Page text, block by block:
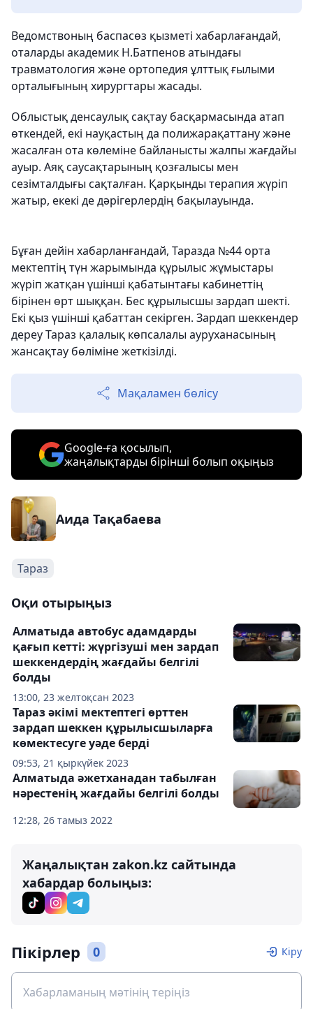
Ведомствоның баспасөз қызметі хабарлағандай,
оталарды академик Н.Батпенов атындағы
травматология және ортопедия ұлттық ғылыми
орталығының хирургтары жасады.
Облыстық денсаулық сақтау басқармасында атап
өткендей, екі науқастың да полижарақаттану және
жасалған ота көлеміне байланысты жалпы жағдайы
ауыр. Аяқ саусақтарының қозғалысы мен
сезімталдығы сақталған. Қарқынды терапия жүріп
жатыр, екекі де дәрігерлердің бақылауында.
Бұған дейін хабарланғандай, Таразда №44 орта
мектептің түн жарымында құрылыс жұмыстары
жүріп жатқан үшінші қабатынтағы кабинеттің
бірінен өрт шыққан. Бес құрылысшы зардап шекті.
Екі қыз үшінші қабаттан секірген. Зардап шеккендер
дереу Тараз қалалық көпсалалы ауруханасының
жансақтау бөліміне жеткізілді.
Мақаламен бөлісу
Google-ға қосылып,
жаңалықтарды бірінші болып оқыңыз
Аида Тақабаева
Тараз
Оқи отырыңыз
13:00, 23 желтоқсан 2023
Алматыда автобус адамдарды
қағып кетті: жүргізуші мен зардап
шеккендердің жағдайы белгілі
болды
09:53, 21 қыркүйек 2023
Тараз әкімі мектептегі өрттен
зардап шеккен құрылысшыларға
көмектесуге уәде берді
12:28, 26 тамыз 2022
Алматыда әжетханадан табылған
нәрестенің жағдайы белгілі болды
Жаңалықтан zakon.kz сайтында
хабардар болыңыз:
Пікірлер 0 Кіру